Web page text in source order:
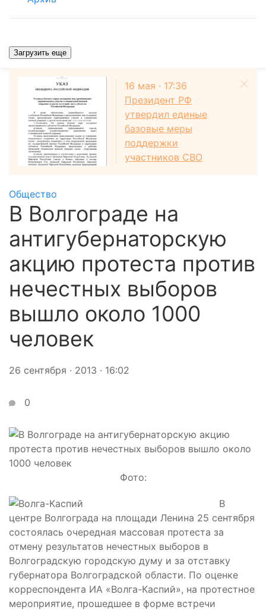
Загрузить еще
16 мая · 17:36
Президент РФ
утвердил единые
базовые меры
поддержки
участников СВО
Общество
В Волгограде на
антигубернаторскую
акцию протеста против
нечестных выборов
вышло около 1000
человек
26 сентября · 2013 · 16:02
0
Фото:
В
центре Волгограда на площади Ленина 25 сентября
состоялась очередная массовая протеста за
отмену результатов нечестных выборов в
Волгоградскую городскую думу и за отставку
губернатора Волгоградской области. По оценке
корреспондента ИА «Волга-Каспий», на протестное
мероприятие, прошедшее в форме встречи